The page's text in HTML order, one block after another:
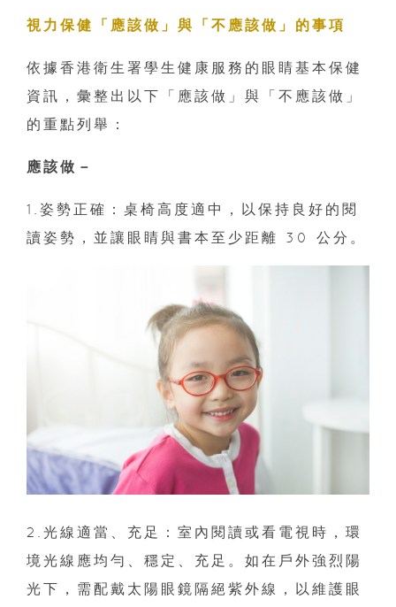
視力保健「應該做」與「不應該做」的事項
依據香港衛生署學生健康服務的眼睛基本保健
資訊，彙整出以下「應該做」與「不應該做」
的重點列舉：
應該做－
1.姿勢正確：桌椅高度適中，以保持良好的閱
讀姿勢，並讓眼睛與書本至少距離 30 公分。
2.光線適當、充足：室內閱讀或看電視時，環
境光線應均勻、穩定、充足。如在戶外強烈陽
光下，需配戴太陽眼鏡隔絕紫外線，以維護眼